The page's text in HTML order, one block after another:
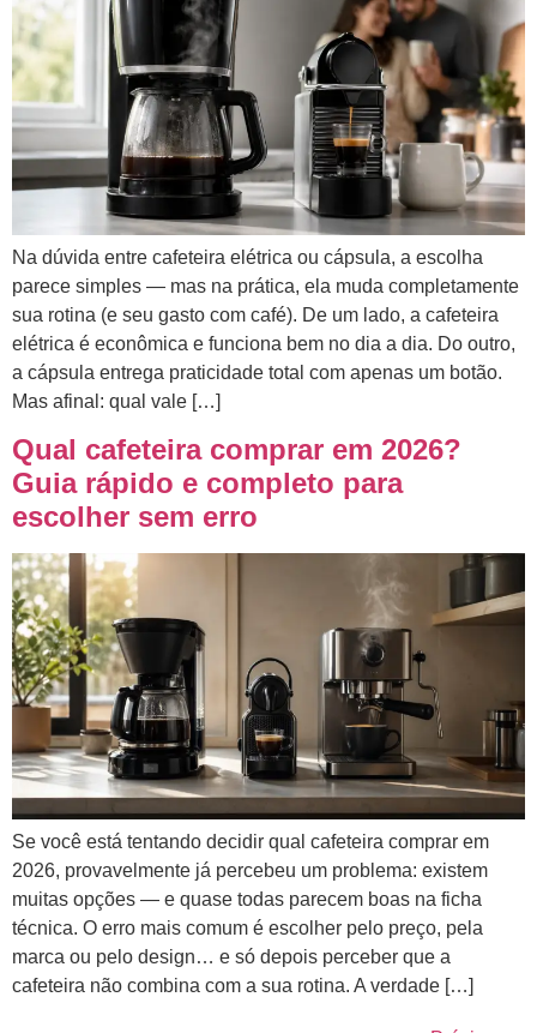
Na dúvida entre cafeteira elétrica ou cápsula, a escolha
parece simples — mas na prática, ela muda completamente
sua rotina (e seu gasto com café). De um lado, a cafeteira
elétrica é econômica e funciona bem no dia a dia. Do outro,
a cápsula entrega praticidade total com apenas um botão.
Mas afinal: qual vale […]
Qual cafeteira comprar em 2026?
Guia rápido e completo para
escolher sem erro
Se você está tentando decidir qual cafeteira comprar em
2026, provavelmente já percebeu um problema: existem
muitas opções — e quase todas parecem boas na ficha
técnica. O erro mais comum é escolher pelo preço, pela
marca ou pelo design… e só depois perceber que a
cafeteira não combina com a sua rotina. A verdade […]